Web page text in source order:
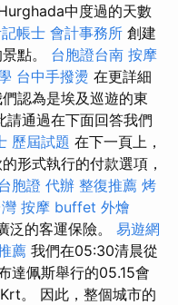
中度過的天數
帳士 會計事務所 創建
點。 台胞證台南 按摩
台中手撥燙 在更詳細
認為是埃及巡遊的東
請通過在下面回答我們
歷屆試題 在下一頁上，
形式執行的付款選項，
胞證 代辦 整復推薦 烤
按摩 buffet 外燴
泛的客運保險。 易遊網
薦 我們在05:30清晨從
達佩斯舉行的05.15會
。 因此，整個城市的